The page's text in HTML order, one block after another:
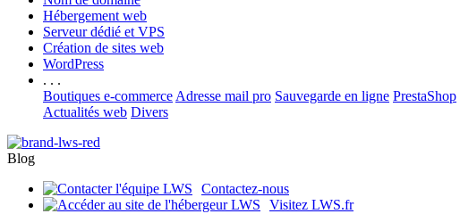
Hébergement web
Serveur dédié et VPS
Création de sites web
WordPress
. . .
Boutiques e-commerce Adresse mail pro Sauvegarde en ligne PrestaShop
Actualités web Divers
Blog
Contactez-nous
Visitez LWS.fr